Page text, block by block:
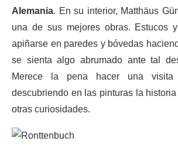
Alemania. En su interior, Matthäus
una de sus mejores obras. Estucos
apiñarse en paredes y bóvedas
se sienta algo abrumado ante tal
Merece la pena hacer una
descubriendo en las pinturas la
otras curiosidades.